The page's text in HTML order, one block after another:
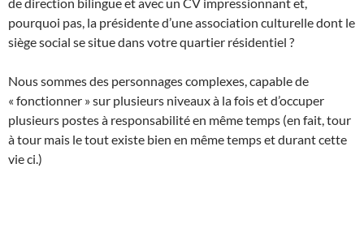
pourquoi pas, la présidente d’une association culturelle dont le
siège social se situe dans votre quartier résidentiel ?
Nous sommes des personnages complexes, capable de
« fonctionner » sur plusieurs niveaux à la fois et d’occuper
plusieurs postes à responsabilité en même temps (en fait, tour
à tour mais le tout existe bien en même temps et durant cette
vie ci.)